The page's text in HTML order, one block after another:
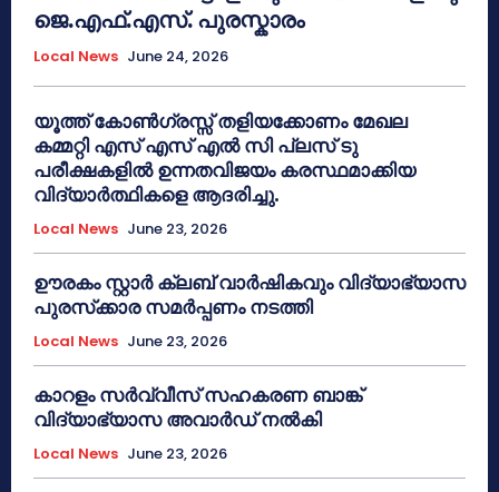
ജെ.എഫ്.എസ്. പുരസ്കാരം
Local News June 24, 2026
യൂത്ത് കോൺഗ്രസ്സ് തളിയക്കോണം മേഖല
കമ്മറ്റി എസ് എസ് എൽ സി പ്ലസ് ടു
പരീക്ഷകളിൽ ഉന്നതവിജയം കരസ്ഥമാക്കിയ
വിദ്യാർത്ഥികളെ ആദരിച്ചു.
Local News June 23, 2026
ഊരകം സ്റ്റാർ ക്ലബ് വാർഷികവും വിദ്യാഭ്യാസ
പുരസ്‌ക്കാര സമർപ്പണം നടത്തി
Local News June 23, 2026
കാറളം സർവ്വീസ് സഹകരണ ബാങ്ക്
വിദ്യാഭ്യാസ അവാർഡ് നൽകി
Local News June 23, 2026